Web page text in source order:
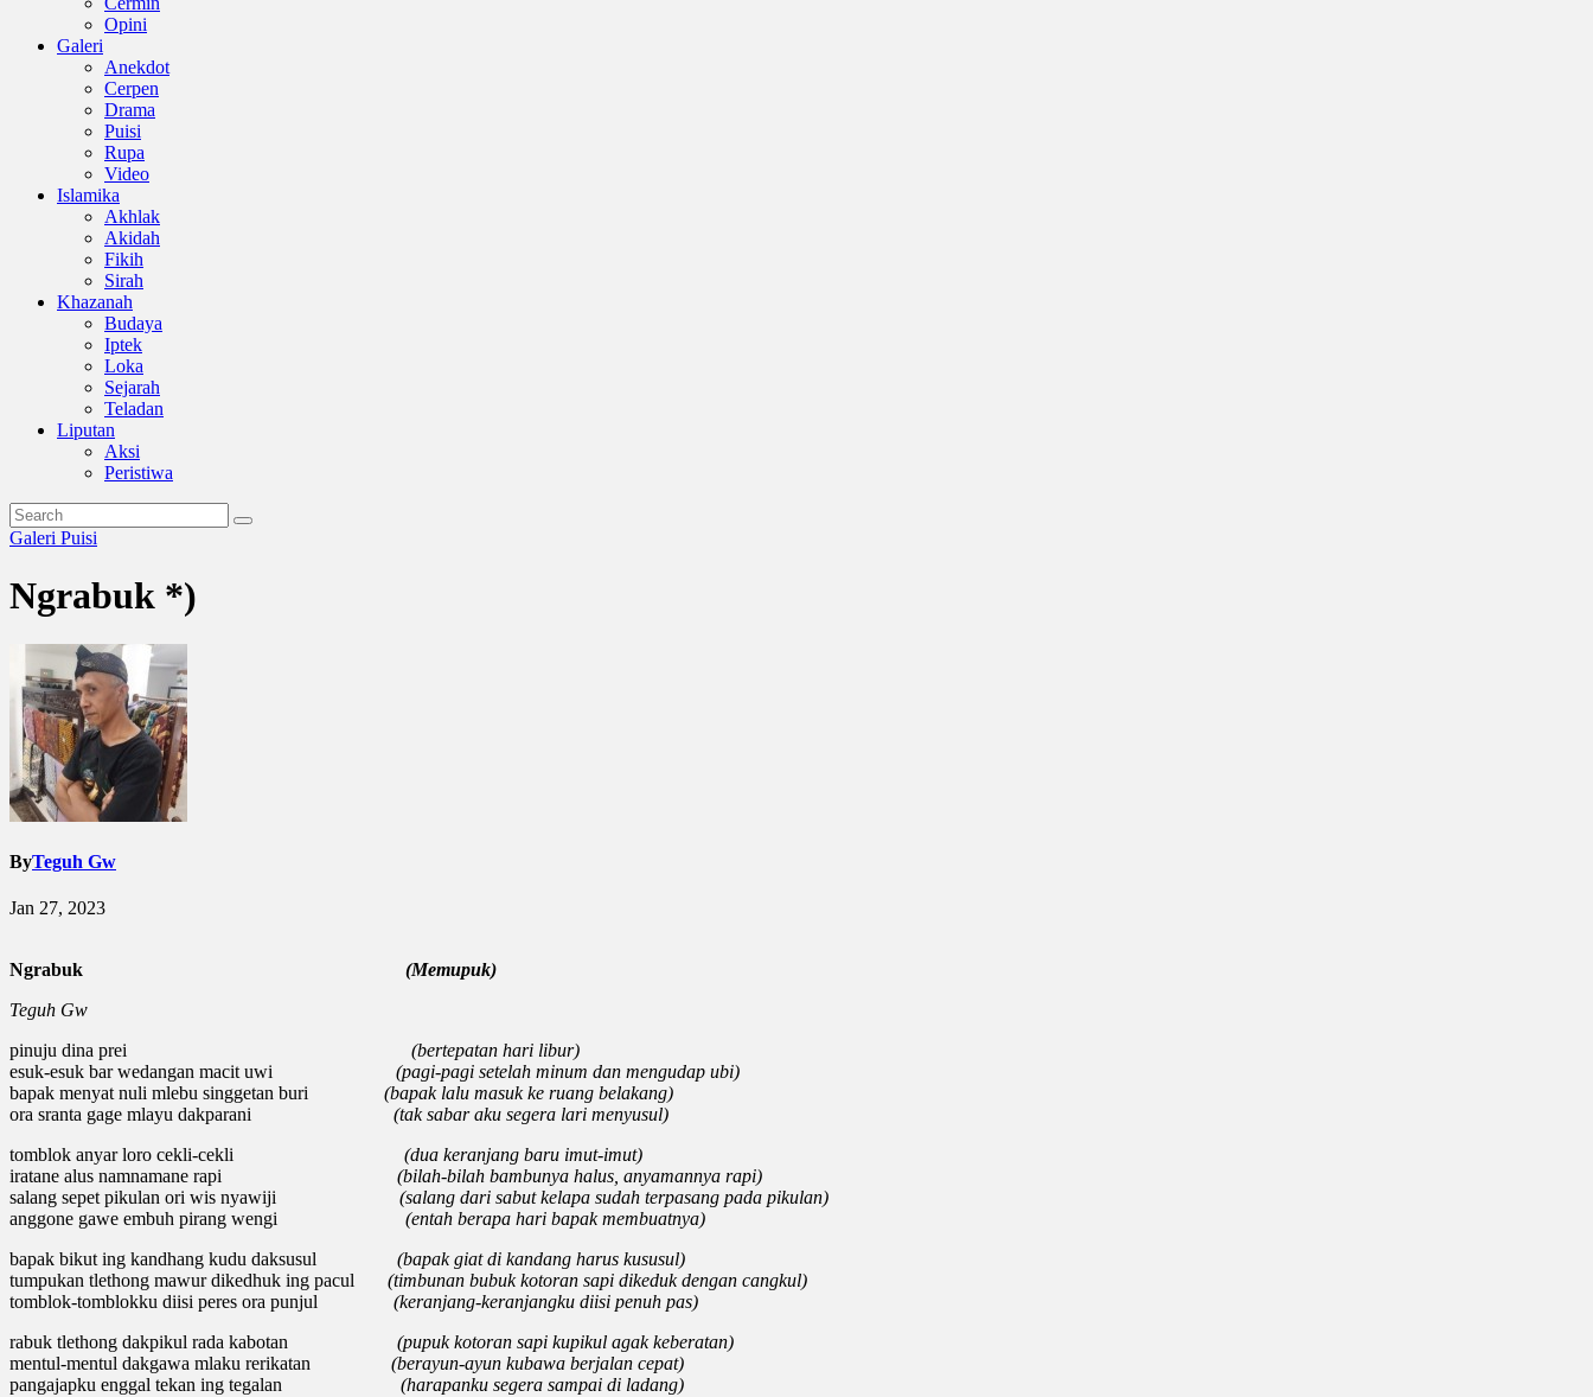
Opini
Galeri
Anekdot
Cerpen
Drama
Puisi
Rupa
Video
Islamika
Akhlak
Akidah
Fikih
Sirah
Khazanah
Budaya
Iptek
Loka
Sejarah
Teladan
Liputan
Aksi
Peristiwa
Galeri Puisi
Ngrabuk *)
ByTeguh Gw
Jan 27, 2023
Ngrabuk (Memupuk)
Teguh Gw
pinuju dina prei
(bertepatan hari libur)
esuk-esuk bar wedangan macit uwi
(pagi-pagi setelah minum dan mengudap ubi)
bapak menyat nuli mlebu singgetan buri
(bapak lalu masuk ke ruang belakang)
ora sranta gage mlayu dakparani
(tak sabar aku segera lari menyusul)
tomblok anyar loro cekli-cekli
(dua keranjang baru imut-imut)
iratane alus namnamane rapi
(bilah-bilah bambunya halus, anyamannya rapi)
salang sepet pikulan ori wis nyawiji
(salang dari sabut kelapa sudah terpasang pada pikulan)
anggone gawe embuh pirang wengi
(entah berapa hari bapak membuatnya)
bapak bikut ing kandhang kudu daksusul
(bapak giat di kandang harus kususul)
tumpukan tlethong mawur dikedhuk ing pacul (timbunan bubuk kotoran sapi dikeduk dengan cangkul)
tomblok-tomblokku diisi peres ora punjul
(keranjang-keranjangku diisi penuh pas)
rabuk tlethong dakpikul rada kabotan (pupuk kotoran sapi kupikul agak keberatan)
mentul-mentul dakgawa mlaku rerikatan (berayun-ayun kubawa berjalan cepat)
pangajapku enggal tekan ing tegalan (harapanku segera sampai di ladang)